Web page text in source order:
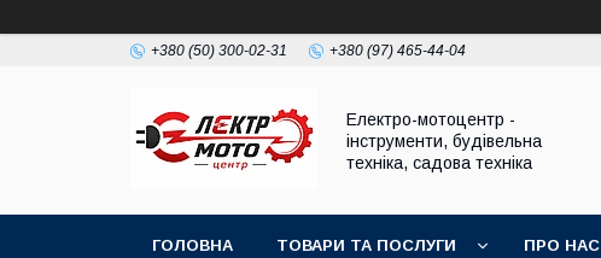
+380 (50) 300-02-31 +380 (97) 465-44-04
Електро-мотоцентр -
інструменти, будівельна
техніка, садова техніка
ГОЛОВНА ТОВАРИ ТА ПОСЛУГИ ПРО НАС